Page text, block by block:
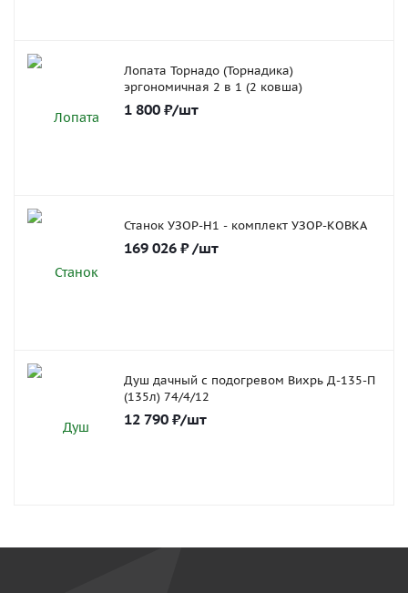
Лопата Торнадо (Торнадика)
эргономичная 2 в 1 (2 ковша)
1 800 ₽/шт
Станок УЗОР-Н1 - комплект УЗОР-КОВКА
169 026 ₽ /шт
Душ дачный с подогревом Вихрь Д-135-П
(135л) 74/4/12
12 790 ₽/шт